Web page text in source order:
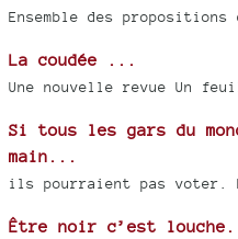
Ensemble des
La coudée ...
Une nouvelle revue Un
Si tous les gars du
main...
ils pourraient pas voter.
Être noir c’est louche.